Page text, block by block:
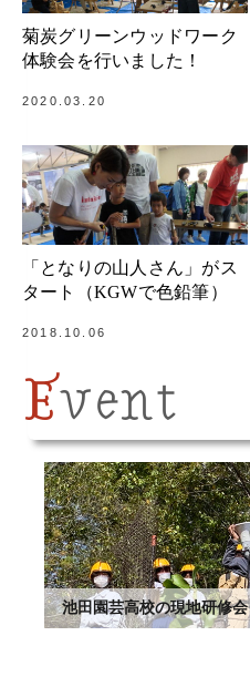
菊炭グリーンウッドワーク
体験会を行いました！
2020.03.20
「となりの山人さん」がス
タート（KGWで色鉛筆）
2018.10.06
Event
池田園芸高校の現地研修会